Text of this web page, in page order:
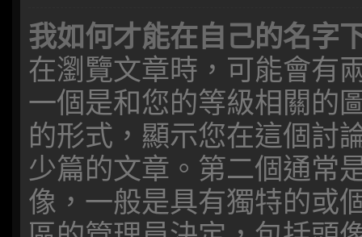
我如何才能在自己的名字
在瀏覽文章時，可能會有
一個是和您的等級相關的
的形式，顯示您在這個討
少篇的文章。第二個通常
像，一般是具有獨特的或